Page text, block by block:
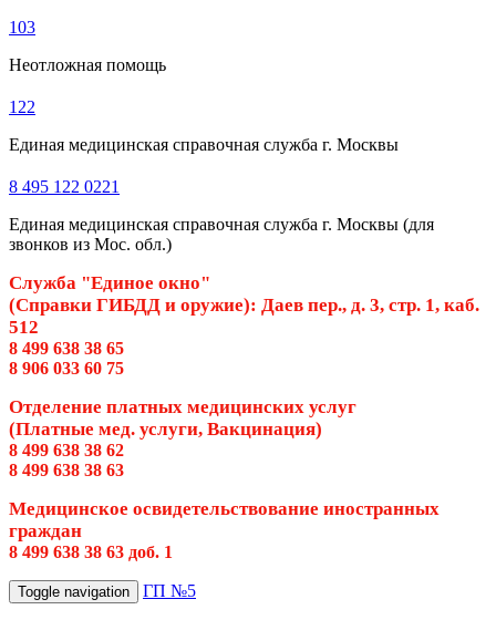
103
Неотложная помощь
122
Единая медицинская справочная служба г. Москвы
8 495 122 0221
Единая медицинская справочная служба г. Москвы (для
звонков из Мос. обл.)
Служба "Единое окно"
(Справки ГИБДД и оружие): Даев пер., д. 3, стр. 1, каб.
512
8 499 638 38 65
8 906 033 60 75
Отделение платных медицинских услуг
(Платные мед. услуги, Вакцинация)
8 499 638 38 62
8 499 638 38 63
Медицинское освидетельствование иностранных
граждан
8 499 638 38 63 доб. 1
Toggle navigation ГП №5